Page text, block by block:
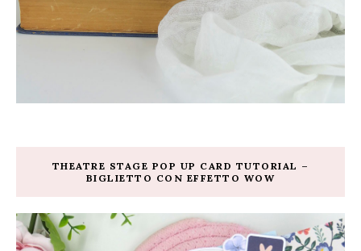
THEATRE STAGE POP UP CARD TUTORIAL –
BIGLIETTO CON EFFETTO WOW